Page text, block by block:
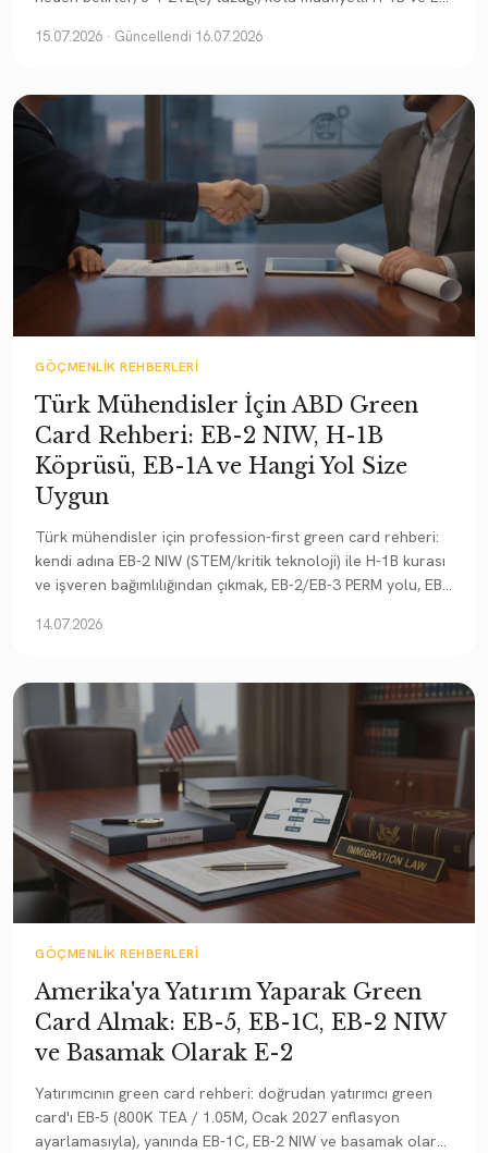
15.07.2026 · Güncellendi 16.07.2026
GÖÇMENLIK REHBERLERI
Türk Mühendisler İçin ABD Green
Card Rehberi: EB-2 NIW, H-1B
Köprüsü, EB-1A ve Hangi Yol Size
Uygun
Türk mühendisler için profession-first green card rehberi:
kendi adına EB-2 NIW (STEM/kritik teknoloji) ile H-1B kurası
ve işveren bağımlılığından çıkmak, EB-2/EB-3 PERM yolu, EB-
14.07.2026
GÖÇMENLIK REHBERLERI
Amerika'ya Yatırım Yaparak Green
Card Almak: EB-5, EB-1C, EB-2 NIW
ve Basamak Olarak E-2
Yatırımcının green card rehberi: doğrudan yatırımcı green
card'ı EB-5 (800K TEA / 1.05M, Ocak 2027 enflasyon
ayarlamasıyla), yanında EB-1C, EB-2 NIW ve basamak olarak